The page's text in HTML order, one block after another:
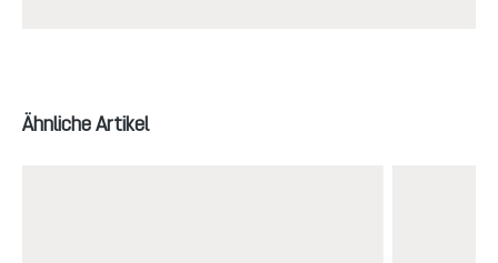
Produktgalerie überspringen
Ähnliche Artikel